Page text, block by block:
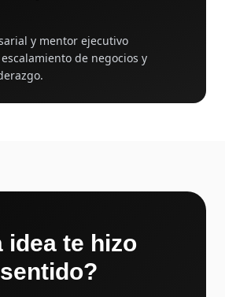
y mentor ejecutivo
de negocios y
idea te hizo
sentido?